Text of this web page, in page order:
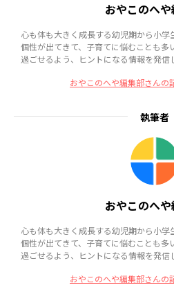
おやこのへ
心も体も大きく成長する幼児期から小
個性が出てきて、子育てに悩むことも多
過ごせるよう、ヒントになる情報を発信
おやこのへや編集部さんの
執筆者
おやこのへ
心も体も大きく成長する幼児期から小
個性が出てきて、子育てに悩むことも多
過ごせるよう、ヒントになる情報を発信
おやこのへや編集部さんの